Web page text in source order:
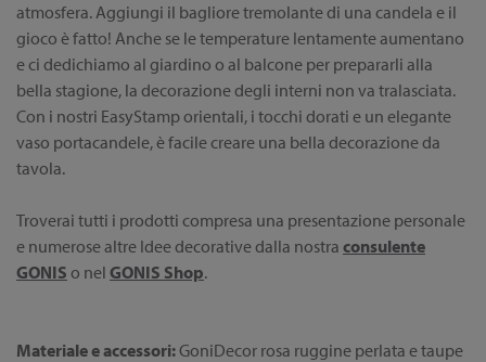
atmosfera. Aggiungi il bagliore tremolante di una candela e il
gioco è fatto! Anche se le temperature lentamente aumentano
e ci dedichiamo al giardino o al balcone per prepararli alla
bella stagione, la decorazione degli interni non va tralasciata.
Con i nostri EasyStamp orientali, i tocchi dorati e un elegante
vaso portacandele, è facile creare una bella decorazione da
tavola.
Troverai tutti i prodotti compresa una presentazione personale
e numerose altre Idee decorative dalla nostra consulente
GONIS o nel GONIS Shop.
Materiale e accessori:GoniDecor rosa ruggine perlata e taupe